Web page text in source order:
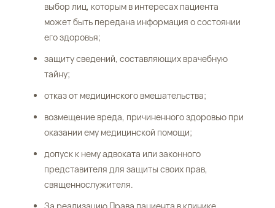
выбор лиц, которым в интересах пациента
может быть передана информация о состоянии
его здоровья;
защиту сведений, составляющих врачебную
тайну;
отказ от медицинского вмешательства;
возмещение вреда, причиненного здоровью при
оказании ему медицинской помощи;
допуск к нему адвоката или законного
представителя для защиты своих прав,
священнослужителя.